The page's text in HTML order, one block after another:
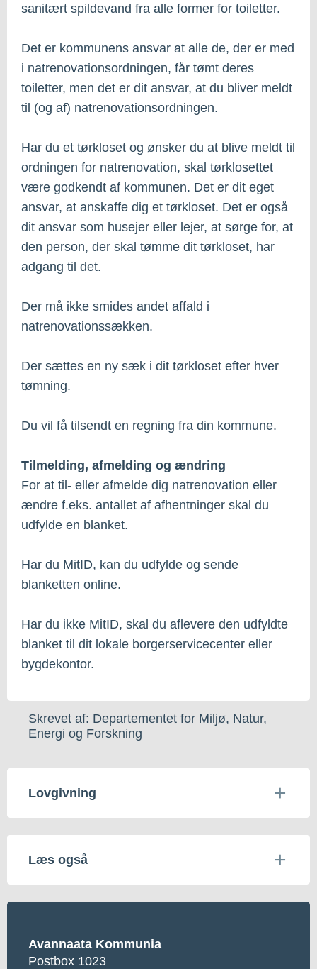
sanitært spildevand fra alle former for toiletter.
Det er kommunens ansvar at alle de, der er med
i natrenovationsordningen, får tømt deres
toiletter, men det er dit ansvar, at du bliver meldt
til (og af) natrenovationsordningen.
Har du et tørkloset og ønsker du at blive meldt til
ordningen for natrenovation, skal tørklosettet
være godkendt af kommunen. Det er dit eget
ansvar, at anskaffe dig et tørkloset. Det er også
dit ansvar som husejer eller lejer, at sørge for, at
den person, der skal tømme dit tørkloset, har
adgang til det.
Der må ikke smides andet affald i
natrenovationssækken.
Der sættes en ny sæk i dit tørkloset efter hver
tømning.
Du vil få tilsendt en regning fra din kommune.
Tilmelding, afmelding og ændring
For at til- eller afmelde dig natrenovation eller
ændre f.eks. antallet af afhentninger skal du
udfylde en blanket.
Har du MitID, kan du udfylde og sende
blanketten online.
Har du ikke MitID, skal du aflevere den udfyldte
blanket til dit lokale borgerservicecenter eller
bygdekontor.
Skrevet af: Departementet for Miljø, Natur,
Energi og Forskning
Lovgivning
Læs også
Avannaata Kommunia
Postbox 1023